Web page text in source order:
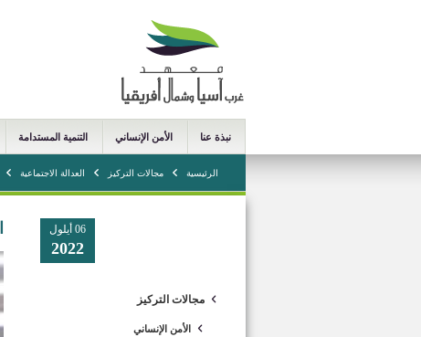
نبذة عنا الأمن الإنساني التنمية المستدامة
الرئيسية مجالات التركيز العدالة الاجتماعية
06 أيلول
2022
مجالات التركيز
الأمن الإنساني